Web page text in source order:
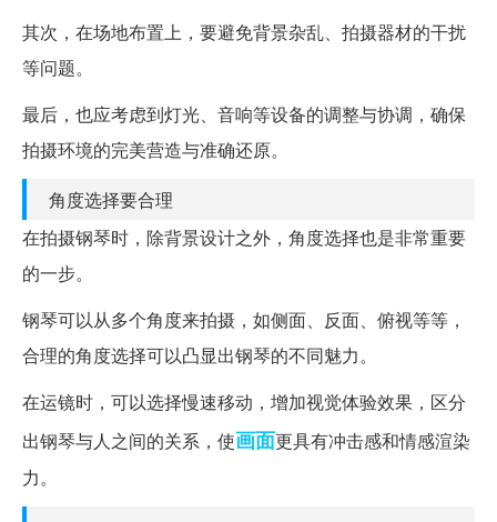
其次，在场地布置上，要避免背景杂乱、拍摄器材的干扰
等问题。
最后，也应考虑到灯光、音响等设备的调整与协调，确保
拍摄环境的完美营造与准确还原。
角度选择要合理
在拍摄钢琴时，除背景设计之外，角度选择也是非常重要
的一步。
钢琴可以从多个角度来拍摄，如侧面、反面、俯视等等，
合理的角度选择可以凸显出钢琴的不同魅力。
在运镜时，可以选择慢速移动，增加视觉体验效果，区分
出钢琴与人之间的关系，使画面更具有冲击感和情感渲染
力。